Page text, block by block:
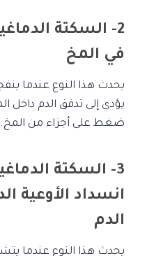
2- السكتة
في المخ
يحدث هذا النوع عندما
يؤدي إلى تدفق الدم
ضغط على أجزاء من المخ.
3- السكتة
انسداد الأوعية
الدم
يحدث هذا النوع عندما